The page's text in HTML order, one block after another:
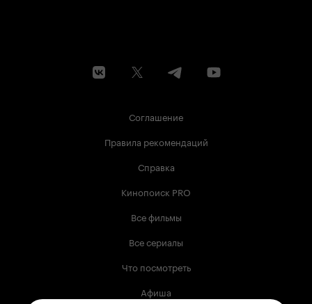
Соглашение
Правила рекомендаций
Справка
Кинопоиск PRO
Все фильмы
Все сериалы
Что посмотреть
Афиша